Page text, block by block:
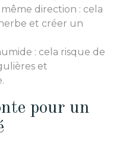
direction : cela
et créer un
: cela risque de
et
pour un